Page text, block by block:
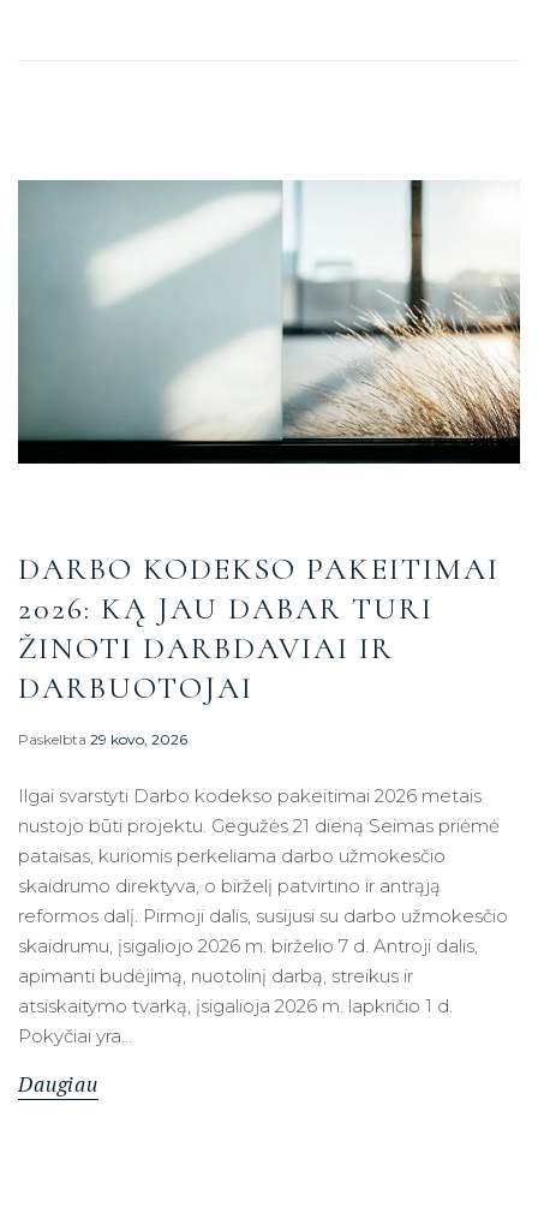
DARBO KODEKSO PAKEITIMAI
2026: KĄ JAU DABAR TURI
ŽINOTI DARBDAVIAI IR
DARBUOTOJAI
Paskelbta 29 kovo, 2026
Ilgai svarstyti Darbo kodekso pakeitimai 2026 metais
nustojo būti projektu. Gegužės 21 dieną Seimas priėmė
pataisas, kuriomis perkeliama darbo užmokesčio
skaidrumo direktyva, o birželį patvirtino ir antrąją
reformos dalį. Pirmoji dalis, susijusi su darbo užmokesčio
skaidrumu, įsigaliojo 2026 m. birželio 7 d. Antroji dalis,
apimanti budėjimą, nuotolinį darbą, streikus ir
atsiskaitymo tvarką, įsigalioja 2026 m. lapkričio 1 d.
Pokyčiai yra…
Daugiau